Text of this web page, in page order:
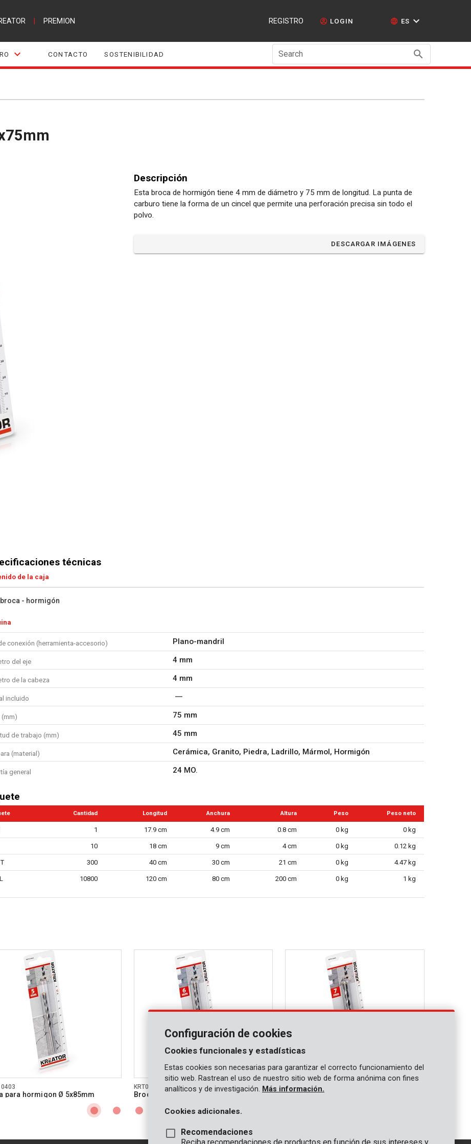
PREMION REGISTRO LOGIN ES
CONTACTO SOSTENIBILIDAD Search
Descripción
Esta broca de hormigón tiene 4 mm de diámetro y 75 mm de longitud. La punta de
carburo tiene la forma de un cincel que permite una perforación precisa sin todo el
polvo.
DESCARGAR IMÁGENES
técnicas
de la caja
broca - hormigón
conexión (herramienta-accesorio) Plano-mandril
del eje 4 mm
de la cabeza 4 mm
incluido
(mm) 75 mm
de trabajo (mm) 45 mm
(material) Cerámica, Granito, Piedra, Ladrillo, Mármol, Hormigón
general 24 MO.
Cantidad Longitud Anchura Altura Peso Peso neto
1 17.9 cm 4.9 cm 0.8 cm 0 kg 0 kg
10 18 cm 9 cm 4 cm 0 kg 0.12 kg
300 40 cm 30 cm 21 cm 0 kg 4.47 kg
10800 120 cm 80 cm 200 cm 0 kg 1 kg
para hormigon Ø 5x85mm
KRT010404
Broca para hormigon Ø 6x100mm
KRT010405
Broca para hormigon Ø 7x100mm
Configuración de cookies
Cookies funcionales y estadísticas
Estas cookies son necesarias para garantizar el correcto funcionamiento del
sitio web. Rastrean el uso de nuestro sitio web de forma anónima con fines
analíticos y de investigación. Más información.
Cookies adicionales.
Recomendaciones